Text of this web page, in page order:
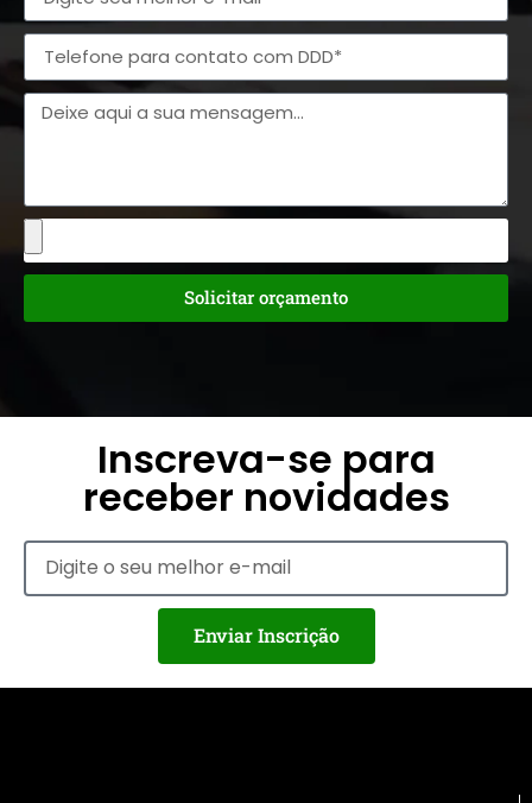
Solicitar orçamento
Inscreva-se para
receber novidades
Enviar Inscrição